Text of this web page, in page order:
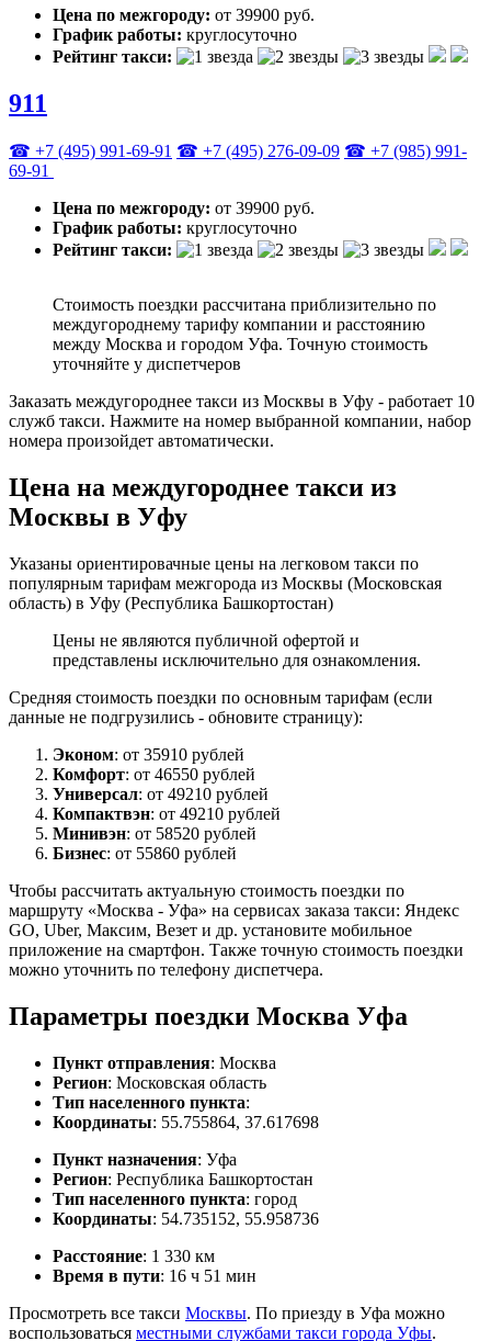
Цена по межгороду: от 39900 руб.
График работы: круглосуточно
Рейтинг такси:
911
☎ +7 (495) 991-69-91 ☎ +7 (495) 276-09-09 ☎ +7 (985) 991-
69-91
Цена по межгороду: от 39900 руб.
График работы: круглосуточно
Рейтинг такси:
Стоимость поездки рассчитана приблизительно по
междугороднему тарифу компании и расстоянию
между Москва и городом Уфа. Точную стоимость
уточняйте у диспетчеров
Заказать междугороднее такси из Москвы в Уфу - работает 10
служб такси. Нажмите на номер выбранной компании, набор
номера произойдет автоматически.
Цена на междугороднее такси из
Москвы в Уфу
Указаны ориентировачные цены на легковом такси по
популярным тарифам межгорода из Москвы (Московская
область) в Уфу (Республика Башкортостан)
Цены не являются публичной офертой и
представлены исключительно для ознакомления.
Средняя стоимость поездки по основным тарифам (если
данные не подгрузились - обновите страницу):
Эконом: от 35910 рублей
Комфорт: от 46550 рублей
Универсал: от 49210 рублей
Компактвэн: от 49210 рублей
Минивэн: от 58520 рублей
Бизнес: от 55860 рублей
Чтобы рассчитать актуальную стоимость поездки по
маршруту «Москва - Уфа» на сервисах заказа такси: Яндекс
GO, Uber, Максим, Везет и др. установите мобильное
приложение на смартфон. Также точную стоимость поездки
можно уточнить по телефону диспетчера.
Параметры поездки Москва Уфа
Пункт отправления: Москва
Регион: Московская область
Тип населенного пункта:
Координаты: 55.755864, 37.617698
Пункт назначения: Уфа
Регион: Республика Башкортостан
Тип населенного пункта: город
Координаты: 54.735152, 55.958736
Расстояние: 1 330 км
Время в пути: 16 ч 51 мин
Просмотреть все такси Москвы. По приезду в Уфа можно
воспользоваться местными службами такси города Уфы.